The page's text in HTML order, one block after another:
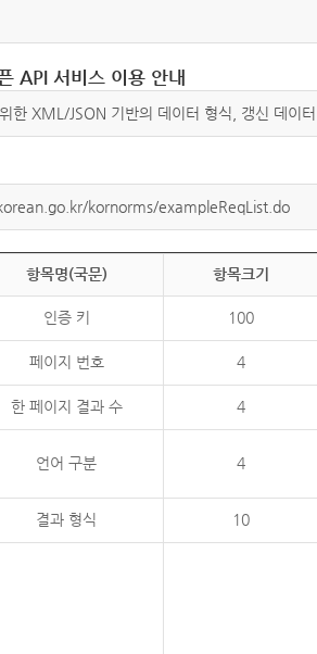
API 서비스 이용 안내
한 XML/JSON 기반의 데이터 형식, 갱신 데이
kornorms/exampleReqList.do
항목명(국문) 항목크기
인증 키 100
페이지 번호 4
한 페이지 결과 수 4
언어 구분 4
결과 형식 10